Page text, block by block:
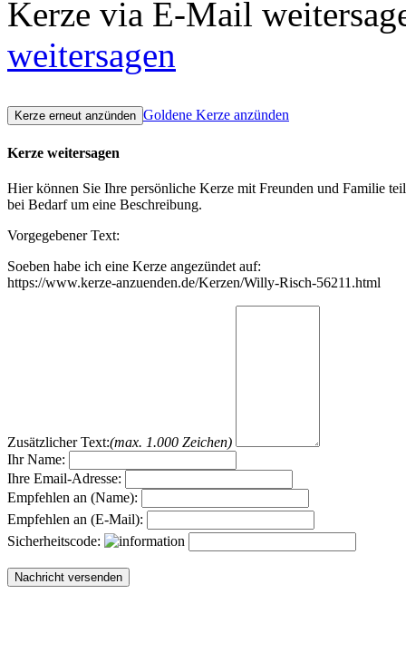
Kerze via E-Mail
weitersagen
Goldene Kerze anzünden
Kerze weitersagen
Hier können Sie Ihre persönliche Kerze mit Freunden und Familie
bei Bedarf um eine Beschreibung.
Vorgegebener Text:
Soeben habe ich eine Kerze angezündet auf:
https://www.kerze-anzuenden.de/Kerzen/Willy-Risch-56211.html
Zusätzlicher Text:(max. 1.000 Zeichen)
Ihr Name:
Ihre Email-Adresse:
Empfehlen an (Name):
Empfehlen an (E-Mail):
Sicherheitscode: